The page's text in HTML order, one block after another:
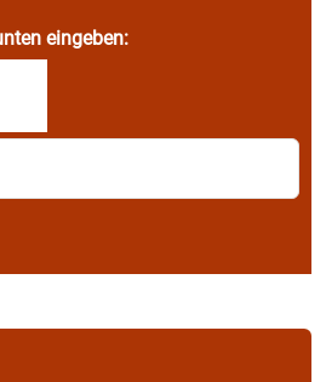
eingeben: